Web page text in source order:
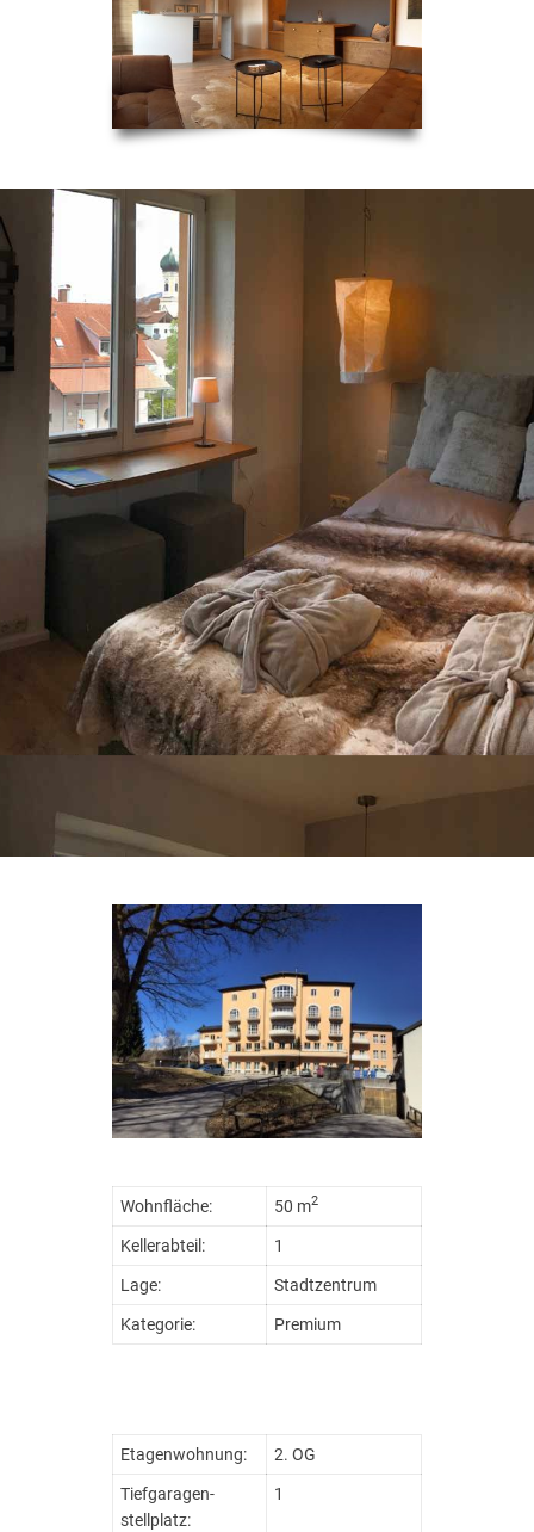
Wohnfläche: 50 m2
Kellerabteil: 1
Lage: Stadtzentrum
Kategorie: Premium
Etagenwohnung: 2. OG
Tiefgaragen­
stellplatz:
1